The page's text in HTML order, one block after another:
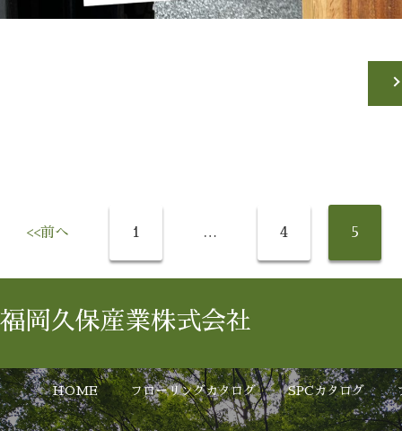
<<前へ 1 … 4 5
福岡久保産業株式会社
HOME フローリングカタログ SPCカタログ